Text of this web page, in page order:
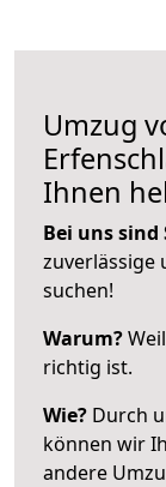
Umzug
Ihnen
Bei uns
zuverlässige
suchen!
Warum?
richtig ist.
Wie? Durch
können wir
andere